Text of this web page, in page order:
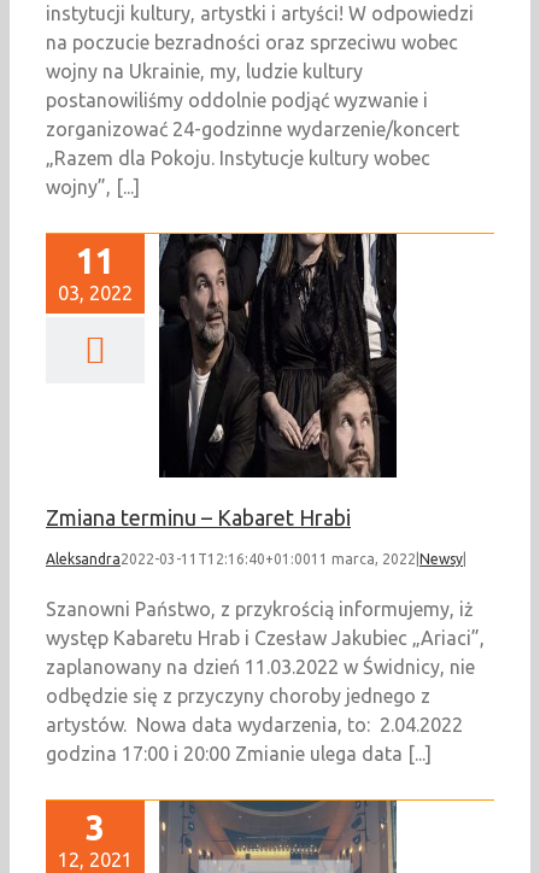
instytucji kultury, artystki i artyści! W odpowiedzi
na poczucie bezradności oraz sprzeciwu wobec
wojny na Ukrainie, my, ludzie kultury
postanowiliśmy oddolnie podjąć wyzwanie i
zorganizować 24-godzinne wydarzenie/koncert
„Razem dla Pokoju. Instytucje kultury wobec
wojny”, [...]
11
03, 2022
– Kabaret
Zmiana terminu – Kabaret Hrabi
Aleksandra2022-03-11T12:16:40+01:0011 marca, 2022 Newsy
Szanowni Państwo, z przykrością informujemy, iż
występ Kabaretu Hrab i Czesław Jakubiec „Ariaci”,
zaplanowany na dzień 11.03.2022 w Świdnicy, nie
odbędzie się z przyczyny choroby jednego z
artystów. Nowa data wydarzenia, to: 2.04.2022
godzina 17:00 i 20:00 Zmianie ulega data [...]
3
12, 2021